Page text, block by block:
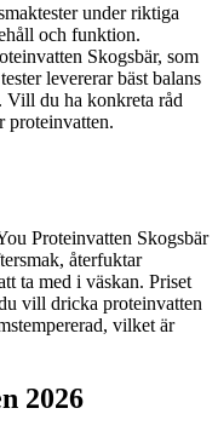
under riktiga
och funktion.
Skogsbär, som
levererar bäst balans
Vill du ha konkreta råd
proteinvatten.
Proteinvatten Skogsbär
återfuktar
ta med i väskan. Priset
vill dricka proteinvatten
vilket är
2026